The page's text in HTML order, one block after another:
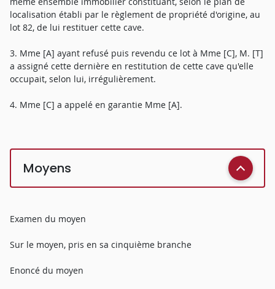
localisation établi par le règlement de propriété d'origine, au
lot 82, de lui restituer cette cave.
3. Mme [A] ayant refusé puis revendu ce lot à Mme [C], M. [T]
a assigné cette dernière en restitution de cette cave qu'elle
occupait, selon lui, irrégulièrement.
4. Mme [C] a appelé en garantie Mme [A].
Moyens
Examen du moyen
Sur le moyen, pris en sa cinquième branche
Enoncé du moyen